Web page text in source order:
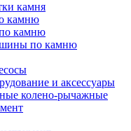
камня
камню
камню
по камню
и аксессуары
колено-рычажные